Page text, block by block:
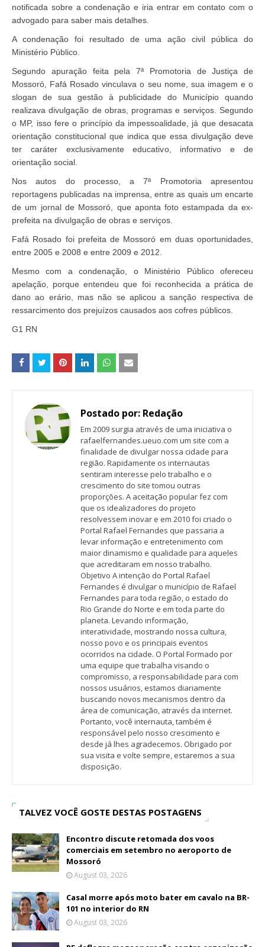
notificada sobre a condenação e iria entrar em contato com o
advogado para saber mais detalhes.
A condenação foi resultado de uma ação civil pública do
Ministério Público.
Segundo apuração feita pela 7ª Promotoria de Justiça de
Mossoró, Fafá Rosado vinculava o seu nome, sua imagem e o
slogan de sua gestão à publicidade do Município quando
realizava divulgação de obras, programas e serviços. Segundo
o MP, isso fere o princípio da impessoalidade, já que desacata
orientação constitucional que indica que essa divulgação deve
ter caráter exclusivamente educativo, informativo e de
orientação social.
Nos autos do processo, a 7ª Promotoria apresentou
reportagens publicadas na imprensa, entre as quais um encarte
de um jornal de Mossoró, que aponta foto estampada da ex-
prefeita na divulgação de obras e serviços.
Fafá Rosado foi prefeita de Mossoró em duas oportunidades,
entre 2005 e 2008 e entre 2009 e 2012.
Mesmo com a condenação, o Ministério Público ofereceu
apelação, porque entendeu que foi reconhecida a prática de
dano ao erário, mas não se aplicou a sanção respectiva de
ressarcimento dos prejuízos causados aos cofres públicos.
G1 RN
Postado por: Redação
Em 2009 surgia através de uma iniciativa o
rafaelfernandes.ueuo.com um site com a
finalidade de divulgar nossa cidade para
região. Rapidamente os internautas
sentiram interesse pelo trabalho e o
crescimento do site tomou outras
proporções. A aceitação popular fez com
que os idealizadores do projeto
resolvessem inovar e em 2010 foi criado o
Portal Rafael Fernandes que passaria a
levar informação e entretenimento com
maior dinamismo e qualidade para aqueles
que acreditaram em nosso trabalho.
Objetivo A intenção do Portal Rafael
Fernandes é divulgar o município de Rafael
Fernandes para toda região, o estado do
Rio Grande do Norte e em toda parte do
planeta. Levando informação,
interatividade, mostrando nossa cultura,
nosso povo e os principais eventos
ocorridos na cidade. O Portal Formado por
uma equipe que trabalha visando o
compromisso, a responsabilidade para com
nossos usuários, estamos diariamente
buscando novos mecanismos dentro da
área de comunicação, através da internet.
Portanto, você internauta, também é
responsável pelo nosso crescimento e
desde já lhes agradecemos. Obrigado por
sua visita e volte sempre, estaremos a sua
disposição.
TALVEZ VOCÊ GOSTE DESTAS POSTAGENS
Encontro discute retomada dos voos
comerciais em setembro no aeroporto de
Mossoró
August 03, 2026
Casal morre após moto bater em cavalo na BR-
101 no interior do RN
August 03, 2026